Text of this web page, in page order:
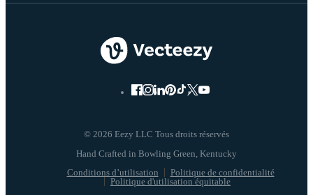
© 2026 Eezy LLC Tous droits réservés
Conditions d’utilisation
Politique de confidentialité
Politique d'utilisation équitable